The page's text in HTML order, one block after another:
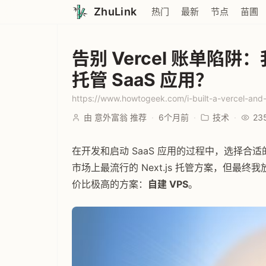
ZhuLink 热门 最新 节点 苗圃
告别 Vercel 账单陷阱
托管 SaaS 应用？
由 意外富翁 推荐 · 6个月前 · 技术 ·
在开发和启动 SaaS 应用的过程中，选择合
市场上最流行的 Next.js 托管方案，但最终我
价比极高的方案： 自建 VPS。